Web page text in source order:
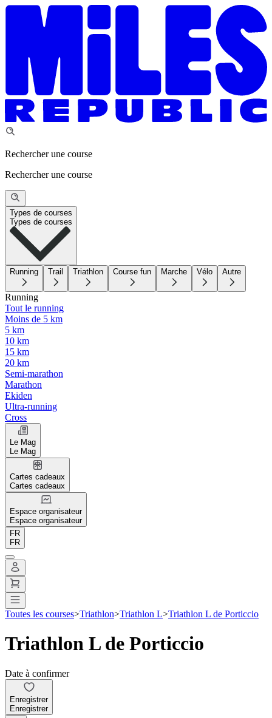
Rechercher une course
Rechercher une course
Types de courses
Types de courses
Running Trail Triathlon Course fun Marche Vélo Autre
Running
Tout le running
Moins de 5 km
5 km
10 km
15 km
20 km
Semi-marathon
Marathon
Ekiden
Ultra-running
Cross
Le Mag
Le Mag
Cartes cadeaux
Cartes cadeaux
Espace organisateur
Espace organisateur
FR
FR
Toutes les courses>Triathlon>Triathlon L>Triathlon L de Porticcio
Triathlon L de Porticcio
Date à confirmer
Enregistrer
Enregistrer